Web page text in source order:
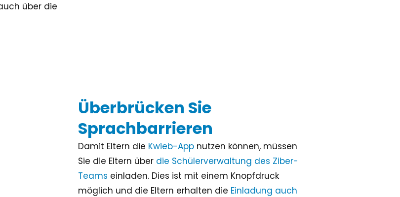
über die
Überbrücken Sie
Sprachbarrieren
Damit Eltern die Kwieb-Appnutzen können, müssen
Sie die Eltern über die Schülerverwaltung des Ziber-
Teams einladen. Dies ist mit einem Knopfdruck
möglich und die Eltern erhalten die Einladung auch